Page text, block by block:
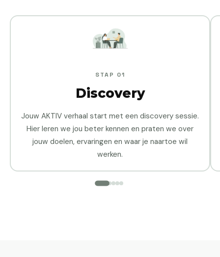
STAP 01
Discovery
Jouw AKTIV verhaal start met een discovery sessie.
Hier leren we jou beter kennen en praten we over
jouw doelen, ervaringen en waar je naartoe wil
werken.